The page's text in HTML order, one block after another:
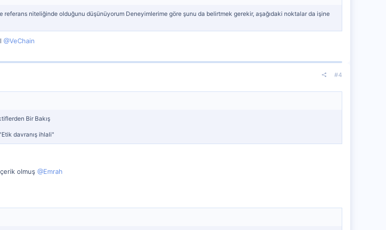
referans niteliğinde olduğunu düşünüyorum Deneyimlerime göre şunu da belirtmek gerekir, aşağıdaki noktalar da işine
@VeChain
#4
Bir Bakış
davranış ihlali"
olmuş @Emrah